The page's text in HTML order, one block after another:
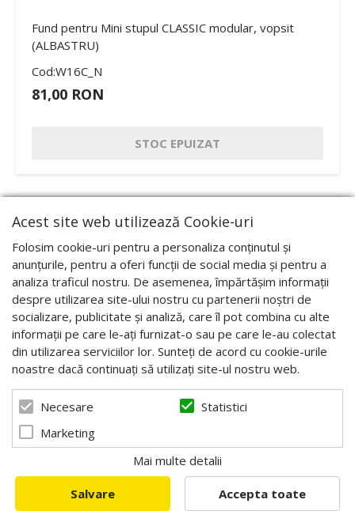
Fund pentru Mini stupul CLASSIC modular, vopsit
(ALBASTRU)
Cod:W16C_N
81,00 RON
STOC EPUIZAT
Mini soclu pentru stupul de imperechere vopsit
Cod:W1111A
Acest site web utilizează Cookie-uri
Folosim cookie-uri pentru a personaliza conținutul și
anunțurile, pentru a oferi funcții de social media și pentru a
analiza traficul nostru. De asemenea, împărtășim informații
despre utilizarea site-ului nostru cu partenerii noștri de
socializare, publicitate și analiză, care îl pot combina cu alte
informații pe care le-ați furnizat-o sau pe care le-au colectat
din utilizarea serviciilor lor. Sunteți de acord cu cookie-urile
noastre dacă continuați să utilizați site-ul nostru web.
Necesare
Statistici
Marketing
Mai multe detalii
Salvare Accepta toate